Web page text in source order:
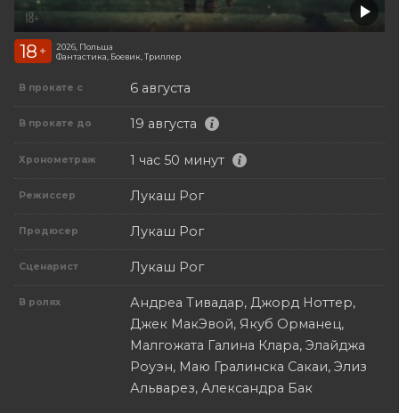
18 +
2026, Польша
Фантастика, Боевик, Триллер
В прокате с 6 августа
В прокате до 19 августа
Хронометраж 1 час 50 минут
Режиссер Лукаш Рог
Продюсер Лукаш Рог
Сценарист Лукаш Рог
В ролях
Андреа Тивадар, Джорд Ноттер,
Джек МакЭвой, Якуб Орманец,
Малгожата Галина Клара, Элайджа
Роуэн, Маю Гралинска Сакаи, Элиз
Альварез, Александра Бак